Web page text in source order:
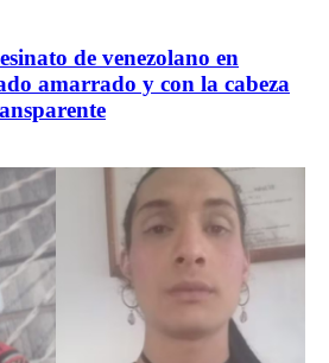
de venezolano en
amarrado y con la cabeza